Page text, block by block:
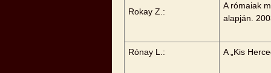
Rokay Z.:
A rómaiak
alapján.
Rónay L.: A „Kis